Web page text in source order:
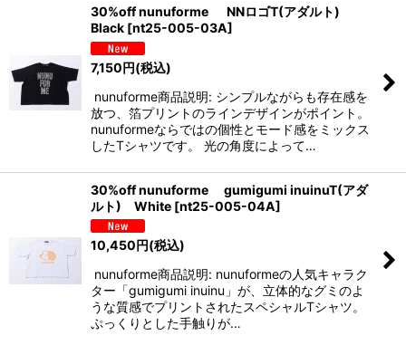
絞り込む
30%off nunuforme NNロゴT(アダルト)
Black [nt25-005-03A]
7,150円(税込)
nunuforme商品説明: シンプルながらも存在感を
放つ、箔プリントのラインデザインがポイント。
nunuformeならではの個性とモード感をミックス
したTシャツです。 光の角度によって…
30%off nunuforme gumigumi inuinuT(アダ
ルト) White [nt25-005-04A]
10,450円(税込)
nunuforme商品説明: nunuformeの人気キャラク
ター「gumigumi inuinu」が、立体的なグミのよ
うな質感でプリントされたスペシャルTシャツ。
ぷっくりとした手触りが…